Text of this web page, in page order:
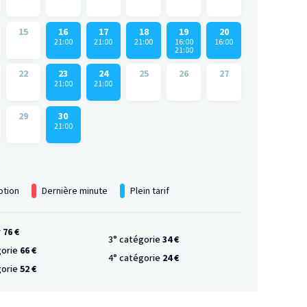
15 16
21:00
17
21:00
18
21:00
19
16:00
21:00
20
16:00
22 23
21:00
24
21:00
25 26 27
29 30
21:00
Dernière minute Plein tarif
76 €
66 €
52 €
3° catégorie 34 €
4° catégorie 24 €